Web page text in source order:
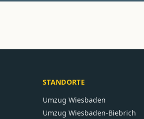
STANDORTE
Umzug Wiesbaden
Umzug Wiesbaden-Biebrich